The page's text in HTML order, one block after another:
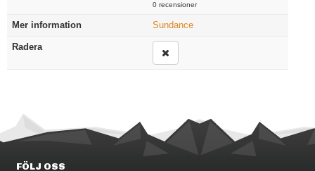
0 recensioner
Mer information Sundance
Radera
FÖLJ OSS